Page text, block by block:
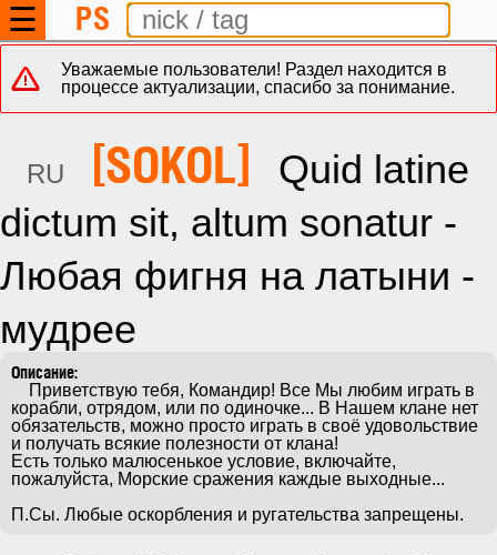
☰ PS
Уважаемые пользователи! Раздел находится в
процессе актуализации, спасибо за понимание.
RU [SOKOL]
Quid latine
dictum sit, altum sonatur -
Любая фигня на латыни -
мудрее
корабли, отрядом, или по одиночке... В Нашем клане нет
обязательств, можно просто играть в своё удовольствие
и получать всякие полезности от клана!
Есть только малюсенькое условие, включайте,
пожалуйста, Морские сражения каждые выходные...
П.Сы. Любые оскорбления и ругательства запрещены.